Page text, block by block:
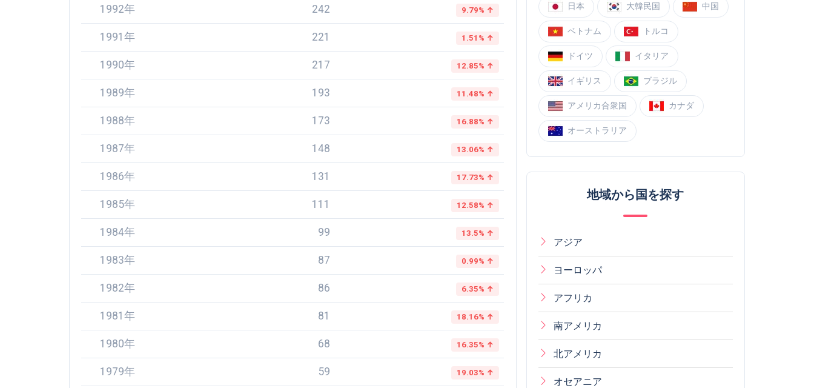
1992年 242 9.79% ↑
1991年 221 1.51% ↑
1990年 217 12.85% ↑
1989年 193 11.48% ↑
1988年 173 16.88% ↑
1987年 148 13.06% ↑
1986年 131 17.73% ↑
1985年 111 12.58% ↑
1984年 99 13.5% ↑
1983年 87 0.99% ↑
1982年 86 6.35% ↑
1981年 81 18.16% ↑
1980年 68 16.35% ↑
1979年 59 19.03% ↑
日本 大韓民国 中国
ベトナム トルコ
ドイツ イタリア
イギリス ブラジル
アメリカ合衆国 カナダ
オーストラリア
地域から国を探す
アジア
ヨーロッパ
アフリカ
南アメリカ
北アメリカ
オセアニア